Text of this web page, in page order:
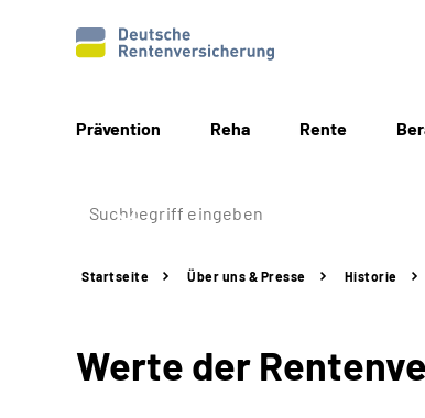
Prävention Reha Rente
Startseite Über uns & Presse Historie
Werte der